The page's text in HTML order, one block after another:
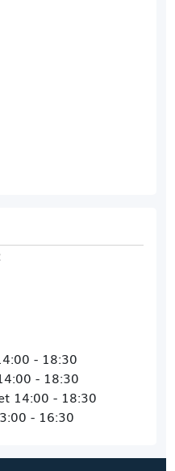
- 18:30
- 18:30
14:00 - 18:30
- 16:30